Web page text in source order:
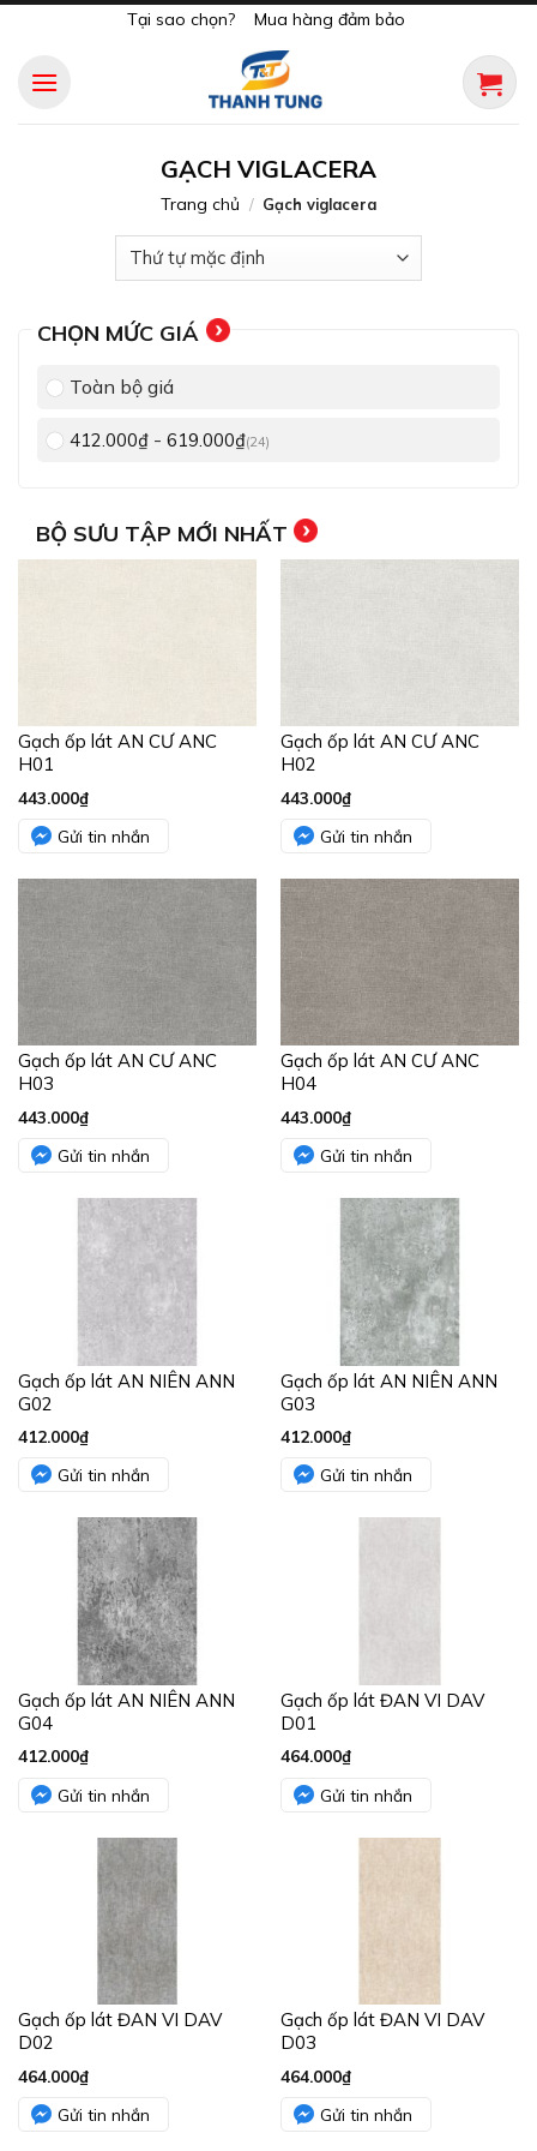
content
Tại sao chọn? Mua hàng đảm bảo
GẠCH VIGLACERA
Trang chủ / Gạch viglacera
CHỌN MỨC GIÁ
Toàn bộ giá
412.000₫ - 619.000₫(24)
BỘ SƯU TẬP MỚI NHẤT
Gạch ốp lát AN CƯ ANC
H01
443.000₫
Gửi tin nhắn
Gạch ốp lát AN CƯ ANC
H02
443.000₫
Gửi tin nhắn
Gạch ốp lát AN CƯ ANC
H03
443.000₫
Gửi tin nhắn
Gạch ốp lát AN CƯ ANC
H04
443.000₫
Gửi tin nhắn
Gạch ốp lát AN NIÊN ANN
G02
412.000₫
Gửi tin nhắn
Gạch ốp lát AN NIÊN ANN
G03
412.000₫
Gửi tin nhắn
Gạch ốp lát AN NIÊN ANN
G04
412.000₫
Gửi tin nhắn
Gạch ốp lát ĐAN VI DAV
D01
464.000₫
Gửi tin nhắn
Gạch ốp lát ĐAN VI DAV
D02
464.000₫
Gửi tin nhắn
Gạch ốp lát ĐAN VI DAV
D03
464.000₫
Gửi tin nhắn